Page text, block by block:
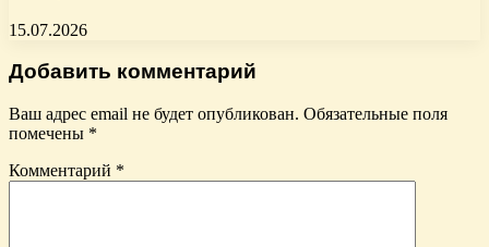
15.07.2026
Добавить комментарий
Ваш адрес email не будет опубликован. Обязательные поля
помечены *
Комментарий *